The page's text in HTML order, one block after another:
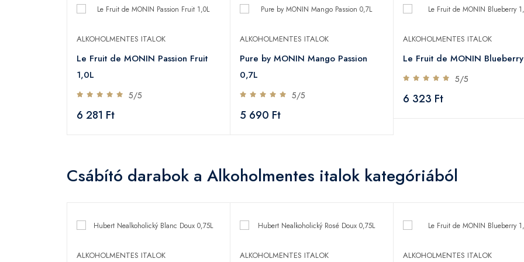
ALKOHOLMENTES ITALOK
Le Fruit de MONIN Passion Fruit
1,0L
5/5
6 281 Ft
ALKOHOLMENTES ITALOK
Pure by MONIN Mango Passion
0,7L
5/5
5 690 Ft
ALKOHOLMENTES ITALOK
Le Fruit de MONIN
5/5
6 323 Ft
Csábító darabok a Alkoholmentes italok kategóriából
ALKOHOLMENTES ITALOK ALKOHOLMENTES ITALOK
ALKOHOLMENTES ITALOK